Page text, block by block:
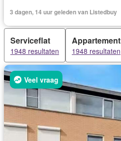
3 dagen, 14 uur geleden van Listedbuy
Serviceflat
1948 resultaten
Appartement
1948 resultaten
Veel vraag